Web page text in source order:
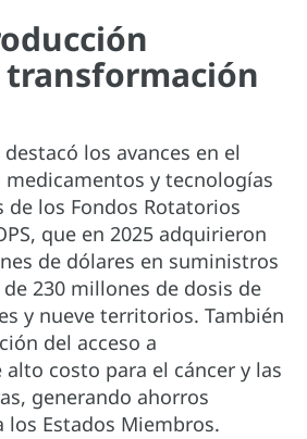
los avances en el
medicamentos y tecnologías
de los Fondos Rotatorios
que en 2025 adquirieron
de dólares en suministros
230 millones de dosis de
y nueve territorios. También
del acceso a
costo para el cáncer y las
generando ahorros
Estados Miembros.